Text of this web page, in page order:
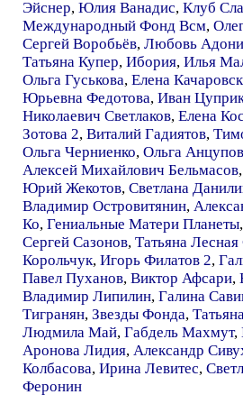
Эйснер, Юлия Ванадис, Клуб
Международный Фонд Всм,
Сергей Воробьёв, Любовь
Татьяна Купер, Ибория, Илья
Ольга Гуськова, Елена
Юрьевна Федотова, Иван
Николаевич Светлаков, Елена
Зотова 2, Виталий Гадиятов,
Ольга Черниенко, Ольга
Алексей Михайлович Бельмасов,
Юрий Жекотов, Светлана
Владимир Островитянин,
Ко, Гениальные Матери Планеты,
Сергей Сазонов, Татьяна
Корольчук, Игорь Филатов 2,
Павел Пуханов, Виктор Афсари,
Владимир Липилин, Галина
Тигранян, Звезды Фонда,
Людмила Май, Габдель Махмут,
Аронова Лидия, Александр
Колбасова, Ирина Левитес,
Феронин